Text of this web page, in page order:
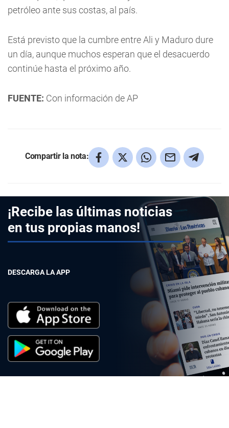
petróleo ante sus costas, al país.
Está previsto que la cumbre entre Ali y Maduro dure
un día, aunque muchos esperan que el desacuerdo
continúe hasta el próximo año.
FUENTE: Con información de AP
Compartir la nota:
¡Recibe las últimas noticias
en tus propias manos!
DESCARGA LA APP